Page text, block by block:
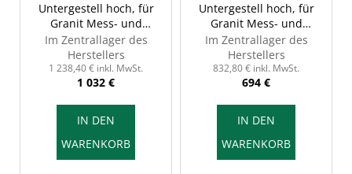
Untergestell hoch, für
Granit Mess- und
Kontrollplatte, INSIZE
6902-161H
Im Zentrallager des
Herstellers
1 238,40 € inkl. MwSt.
1 032 €
IN DEN
WARENKORB
Untergestell hoch, für
Granit Mess- und
Kontrollplatte, INSIZE
6902-128H
Im Zentrallager des
Herstellers
832,80 € inkl. MwSt.
694 €
IN DEN
WARENKORB